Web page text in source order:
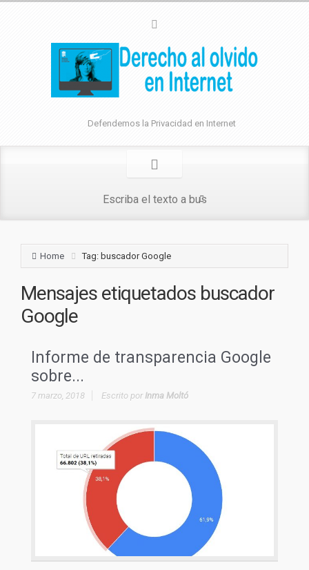
Defendemos la Privacidad en Internet
Home Tag: buscador Google
Mensajes etiquetados buscador
Google
Informe de transparencia Google
sobre...
7 marzo, 2018 Escrito por Inma Moltó